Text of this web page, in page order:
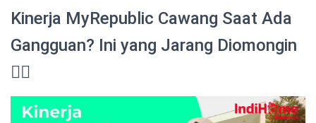
Kinerja MyRepublic Cawang Saat Ada
Gangguan? Ini yang Jarang Diomongin
😮‍💨